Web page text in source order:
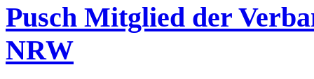
Pusch Mitglied der
NRW